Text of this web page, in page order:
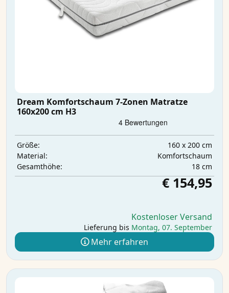
Dream Komfortschaum 7-Zonen Matratze
160x200 cm H3
Größe:
160 x 200 cm
Material:
Komfortschaum
Gesamthöhe:
18 cm
€ 154,95
Kostenloser Versand
Lieferung bis Montag, 07. September
Mehr erfahren